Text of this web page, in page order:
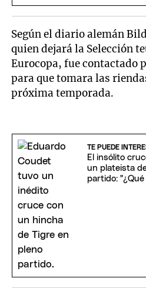
Según el diario alemán
quien dejará la Selección
Eurocopa, fue contactado
para que tomara las
próxima temporada.
TE PUEDE
El insólito
un plateista
partido: